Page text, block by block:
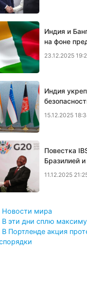
Индия и
на фоне
23.12.2025
Индия
15.12.2025
Повестка
Бразилией
11.12.2025
Рубрики
Новости мира
В эти дни сплю
В Портленде акция